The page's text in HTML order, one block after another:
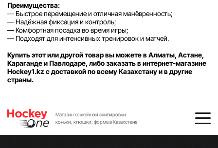
Преимущества:
— Быстрое перемещение и отличная манёвренность;
— Надёжная фиксация и контроль;
— Комфортная посадка во время игры;
— Подходят для интенсивных тренировок и матчей.
Купить этот или другой товар вы можете в Алматы, Астане,
Караганде и Павлодаре, либо заказать в интернет-магазине
Hockey1.kz с доставкой по всему Казахстану и в другие
страны.
Магазин хоккейной экипировки:
коньки, клюшки, форма в Казахстане